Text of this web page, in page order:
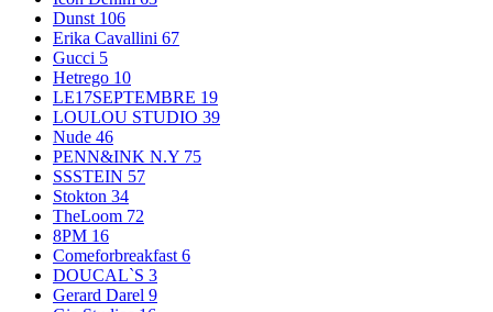
Dunst 106
Erika Cavallini 67
Gucci 5
Hetrego 10
LE17SEPTEMBRE 19
LOULOU STUDIO 39
Nude 46
PENN&INK N.Y 75
SSSTEIN 57
Stokton 34
TheLoom 72
8PM 16
Comeforbreakfast 6
DOUCAL`S 3
Gerard Darel 9